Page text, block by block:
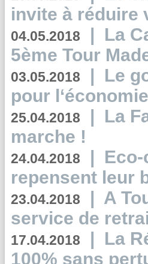
invite à réduire
04.05.2018 | La
5ème Tour
03.05.2018 | Le
pour
25.04.2018 | La
marche !
24.04.2018 |
repensent leur
23.04.2018 | A
service de
17.04.2018 | La
100% sans